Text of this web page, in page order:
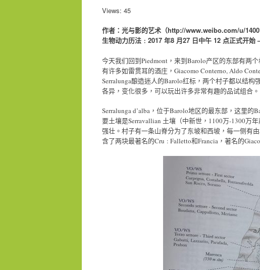
Views: 45
作者：光与影的艺术（http://www.weibo.com/u/
生物动力历法﹕2017 年8 月27 日中午 12 点正式开始
今天我们回到Piedmont，来到Barolo产区的东部有两
有许多如雷贯耳的酒庄，Giacomo Conterno, Aldo
Serralunga酿造迷人的Barolo红标，两个村子都以结
各异，变化很多，可以玩出许多非常有趣的品试组合。
Serralunga d’alba，位于Barolo地区的最东部，这里
要土壤是Serravallian 土壤（中新世，1100万-1300万
强壮。村子有一条山脊分为了东坡和西坡，每一侧有
含了两块最著名的Cru : Falletto和Francia，著名的